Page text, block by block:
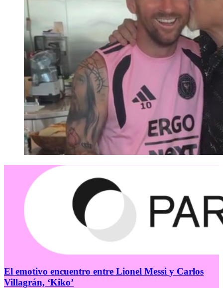
El emotivo encuentro entre Lionel Messi y Carlos
Villagrán, ‘Kiko’